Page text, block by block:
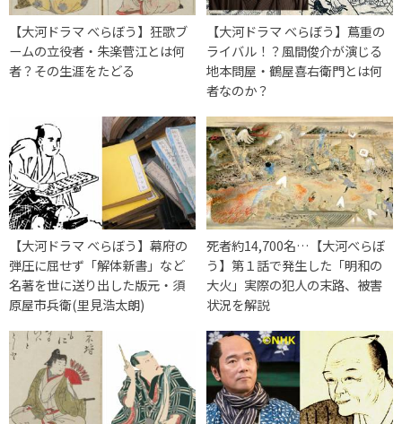
【大河ドラマ べらぼう】狂歌ブ
ームの立役者・朱楽菅江とは何
者？その生涯をたどる
【大河ドラマ べらぼう】蔦重の
ライバル！？風間俊介が演じる
地本問屋・鶴屋喜右衛門とは何
者なのか？
【大河ドラマ べらぼう】幕府の
弾圧に屈せず「解体新書」など
名著を世に送り出した版元・須
原屋市兵衛(里見浩太朗)
死者約14,700名…【大河べらぼ
う】第１話で発生した「明和の
大火」実際の犯人の末路、被害
状況を解説